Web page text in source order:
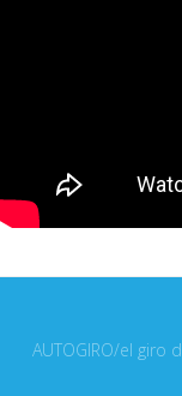
AUTOGIRO/el giro